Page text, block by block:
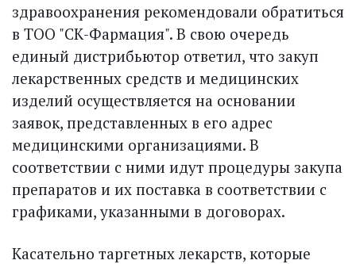
здравоохранения рекомендовали обратиться
в ТОО "СК-Фармация". В свою очередь
единый дистрибьютор ответил, что закуп
лекарственных средств и медицинских
изделий осуществляется на основании
заявок, представленных в его адрес
медицинскими организациями. В
соответствии с ними идут процедуры закупа
препаратов и их поставка в соответствии с
графиками, указанными в договорах.
Касательно таргетных лекарств, которые